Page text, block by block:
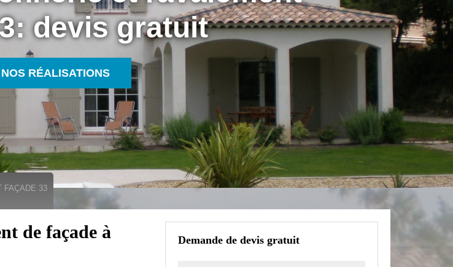
devis gratuit
RÉALISATIONS
FAÇADE 33
de façade à
Demande de devis gratuit